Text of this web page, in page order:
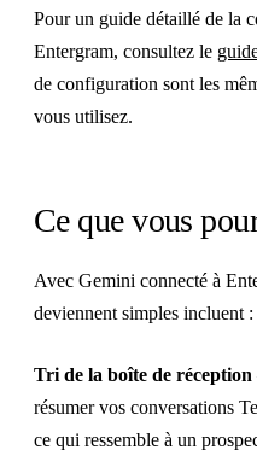
Pour un guide détaillé de la
Entergram, consultez le
de configuration sont les
vous utilisez.
Ce que vous
Avec Gemini connecté à
deviennent simples incluent :
Tri de la boîte de réception
résumer vos conversations
ce qui ressemble à un